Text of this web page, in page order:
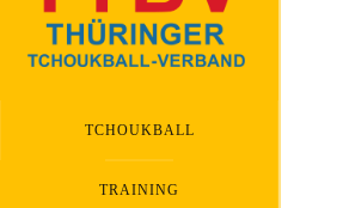
TCHOUKBALL
TRAINING